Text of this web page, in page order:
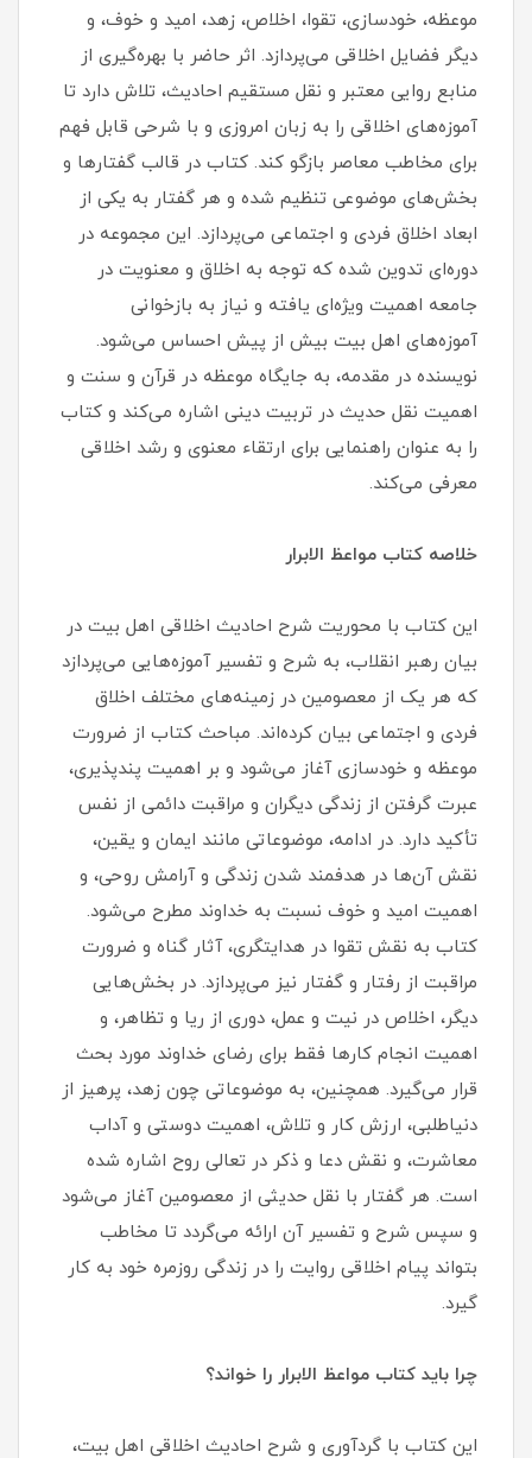
موعظه، خودسازی، تقوا، اخلاص، زهد، امید و خوف، و
دیگر فضایل اخلاقی می‌پردازد. اثر حاضر با بهره‌گیری از
منابع روایی معتبر و نقل مستقیم احادیث، تلاش دارد تا
آموزه‌های اخلاقی را به زبان امروزی و با شرحی قابل فهم
برای مخاطب معاصر بازگو کند. کتاب در قالب گفتارها و
بخش‌های موضوعی تنظیم شده و هر گفتار به یکی از
ابعاد اخلاق فردی و اجتماعی می‌پردازد. این مجموعه در
دوره‌ای تدوین شده که توجه به اخلاق و معنویت در
جامعه اهمیت ویژه‌ای یافته و نیاز به بازخوانی
آموزه‌های اهل بیت بیش از پیش احساس می‌شود.
نویسنده در مقدمه، به جایگاه موعظه در قرآن و سنت و
اهمیت نقل حدیث در تربیت دینی اشاره می‌کند و کتاب
را به عنوان راهنمایی برای ارتقاء معنوی و رشد اخلاقی
معرفی می‌کند.
خلاصه کتاب مواعظ الابرار
این کتاب با محوریت شرح احادیث اخلاقی اهل بیت در
بیان رهبر انقلاب، به شرح و تفسیر آموزه‌هایی می‌پردازد
که هر یک از معصومین در زمینه‌های مختلف اخلاق
فردی و اجتماعی بیان کرده‌اند. مباحث کتاب از ضرورت
موعظه و خودسازی آغاز می‌شود و بر اهمیت پندپذیری،
عبرت گرفتن از زندگی دیگران و مراقبت دائمی از نفس
تأکید دارد. در ادامه، موضوعاتی مانند ایمان و یقین،
نقش آن‌ها در هدفمند شدن زندگی و آرامش روحی، و
اهمیت امید و خوف نسبت به خداوند مطرح می‌شود.
کتاب به نقش تقوا در هدایتگری، آثار گناه و ضرورت
مراقبت از رفتار و گفتار نیز می‌پردازد. در بخش‌هایی
دیگر، اخلاص در نیت و عمل، دوری از ریا و تظاهر، و
اهمیت انجام کارها فقط برای رضای خداوند مورد بحث
قرار می‌گیرد. همچنین، به موضوعاتی چون زهد، پرهیز از
دنیاطلبی، ارزش کار و تلاش، اهمیت دوستی و آداب
معاشرت، و نقش دعا و ذکر در تعالی روح اشاره شده
است. هر گفتار با نقل حدیثی از معصومین آغاز می‌شود
و سپس شرح و تفسیر آن ارائه می‌گردد تا مخاطب
بتواند پیام اخلاقی روایت را در زندگی روزمره خود به کار
گیرد.
چرا باید کتاب مواعظ الابرار را خواند؟
این کتاب با گردآوری و شرح احادیث اخلاقی اهل بیت،